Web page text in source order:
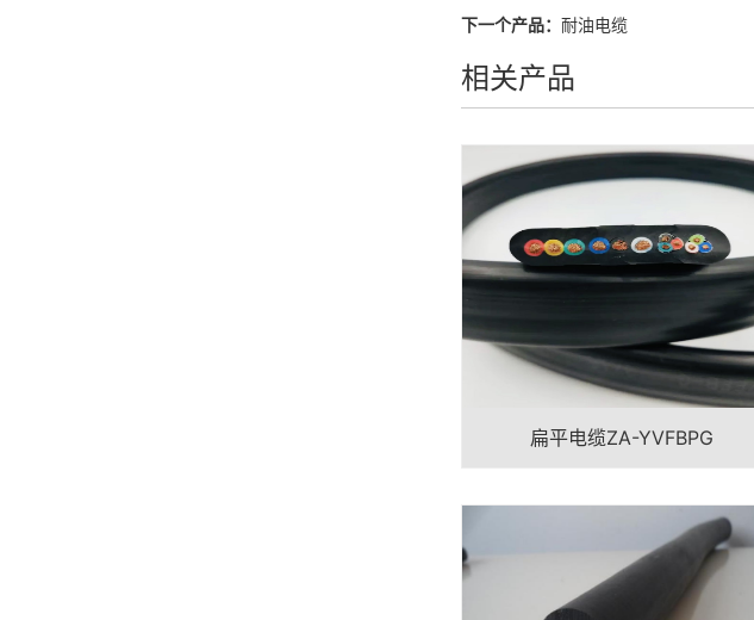
下一个产品： 耐油电缆
相关产品
扁平电缆ZA-YVFBPG